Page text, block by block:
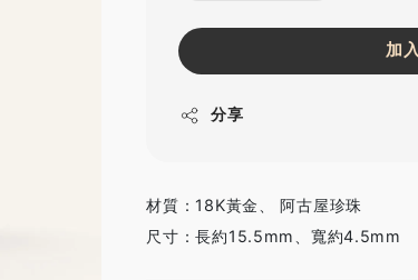
加
分享
材質：18K黃金、 阿古屋珍珠
尺寸：長約15.5mm、寬約4.5mm